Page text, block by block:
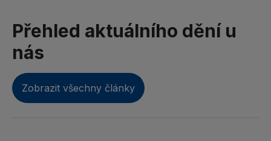
Přehled aktuálního dění u
nás
Zobrazit všechny články